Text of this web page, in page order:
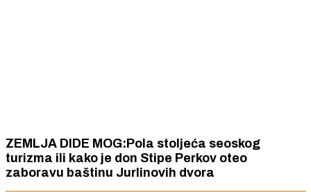
ZEMLJA DIDE MOG:Pola stoljeća seoskog
turizma ili kako je don Stipe Perkov oteo
zaboravu baštinu Jurlinovih dvora